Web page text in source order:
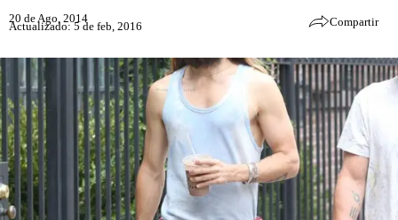
20 de Ago, 2014
Actualizado: 5 de feb, 2016 Compartir